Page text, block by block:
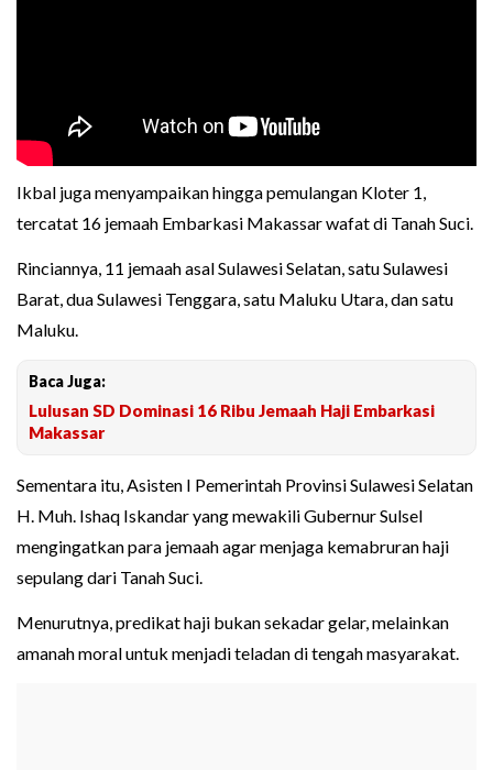
Ikbal juga menyampaikan hingga pemulangan Kloter 1,
tercatat 16 jemaah Embarkasi Makassar wafat di Tanah Suci.
Rinciannya, 11 jemaah asal Sulawesi Selatan, satu Sulawesi
Barat, dua Sulawesi Tenggara, satu Maluku Utara, dan satu
Maluku.
Baca Juga:
Lulusan SD Dominasi 16 Ribu Jemaah Haji Embarkasi
Makassar
Sementara itu, Asisten I Pemerintah Provinsi Sulawesi Selatan
H. Muh. Ishaq Iskandar yang mewakili Gubernur Sulsel
mengingatkan para jemaah agar menjaga kemabruran haji
sepulang dari Tanah Suci.
Menurutnya, predikat haji bukan sekadar gelar, melainkan
amanah moral untuk menjadi teladan di tengah masyarakat.